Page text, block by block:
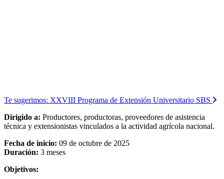
Te sugerimos: XXVIII Programa de Extensión Universitario SBS
Dirigido a: Productores, productoras, proveedores de asistencia
técnica y extensionistas vinculados a la actividad agrícola nacional.
Fecha de inicio: 09 de octubre de 2025
Duración: 3 meses
Objetivos: